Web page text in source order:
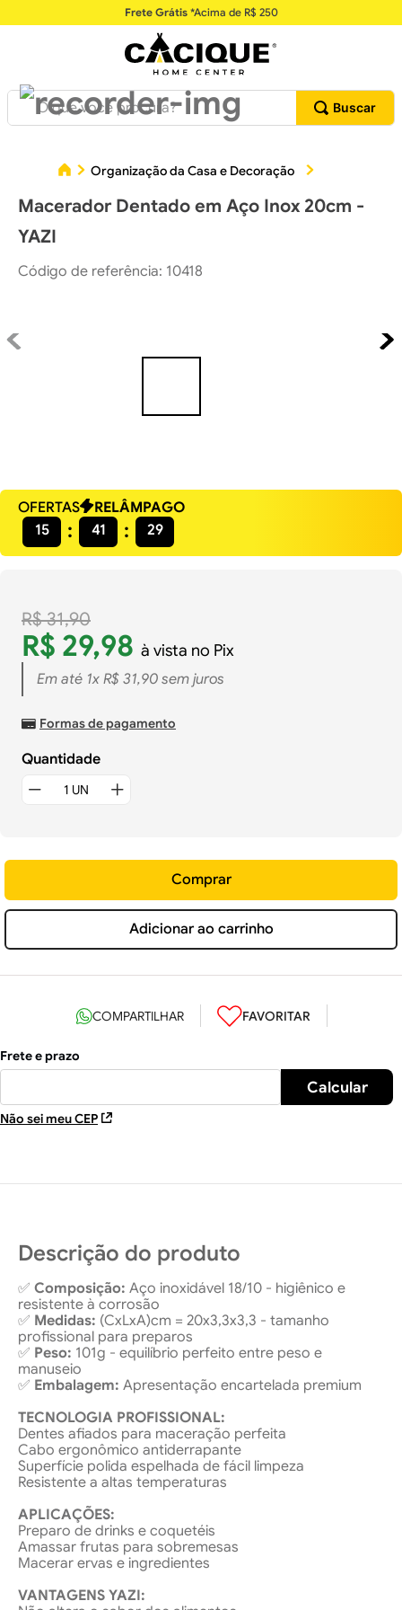
Frete Grátis*Acima de R$ 250
O que você procura?
Organização da Casa e Decoração
Macerador Dentado em Aço Inox 20cm -
YAZI
Código de referência: 10418
OFERTAS
RELÂMPAGO
15
41 28
R$ 31,90
R$ 29,98 à vista no Pix
Em até 1x R$ 31,90sem juros
Formas de pagamento
Quantidade
Adicionar ao carrinho
Comprar
Não sei meu CEP
Descrição do produto
✅ Composição: Aço inoxidável 18/10 - higiênico e
resistente à corrosão
✅ Medidas: (CxLxA)cm = 20x3,3x3,3 - tamanho
profissional para preparos
✅ Peso: 101g - equilíbrio perfeito entre peso e
manuseio
✅ Embalagem: Apresentação encartelada premium
TECNOLOGIA PROFISSIONAL:
Dentes afiados para maceração perfeita
Cabo ergonômico antiderrapante
Superfície polida espelhada de fácil limpeza
Resistente a altas temperaturas
APLICAÇÕES:
Preparo de drinks e coquetéis
Amassar frutas para sobremesas
Macerar ervas e ingredientes
VANTAGENS YAZI: